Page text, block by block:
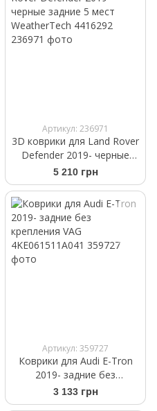
Артикул: 236971
3D коврики для Land Rover
Defender 2019- черные
задние 5 мест
WeatherTech 4416292
5 210 грн
Артикул: 359727
Коврики для Audi E-Tron
2019- задние без
крепления VAG
4KE061511A041
3 133 грн